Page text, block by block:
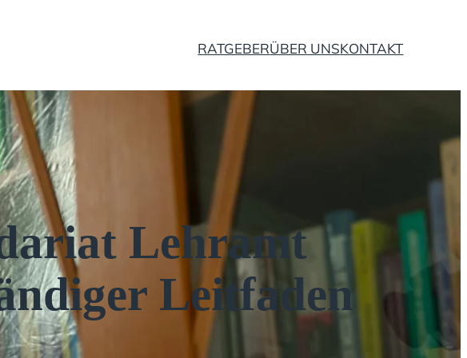
RATGEBERÜBER UNSKONTAKT
Lehramt
Leitfaden